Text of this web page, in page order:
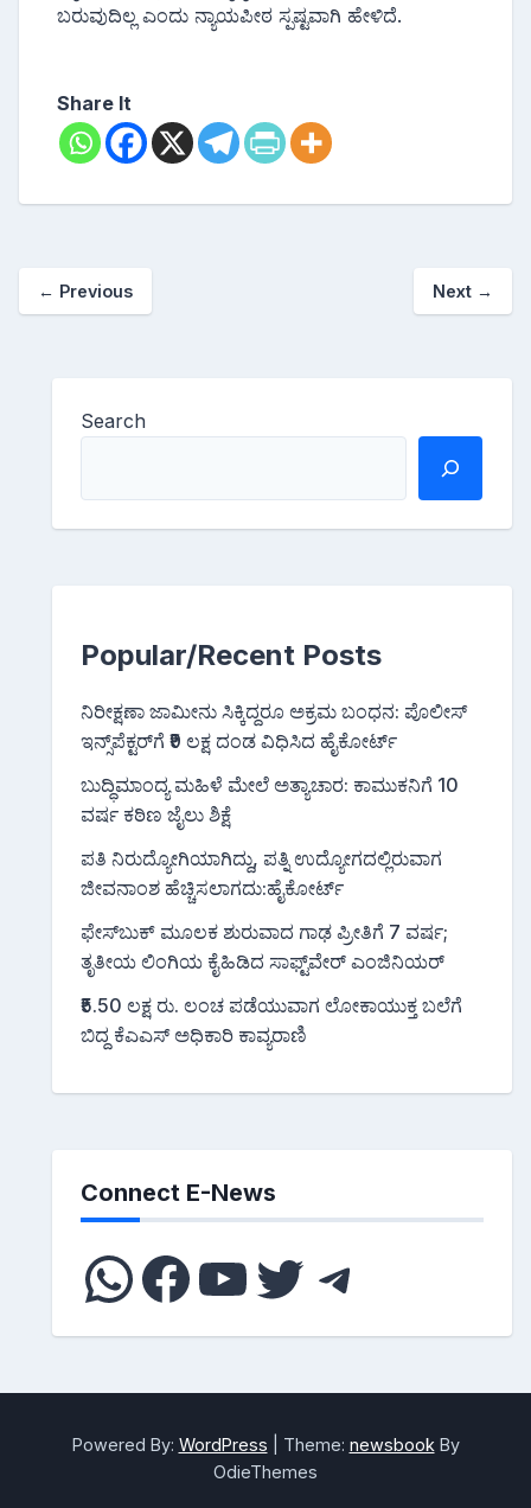
ಬರುವುದಿಲ್ಲ ಎಂದು ನ್ಯಾಯಪೀಠ ಸ್ಪಷ್ಟವಾಗಿ ಹೇಳಿದೆ.
Share It
← Previous Next →
Search
Popular/Recent Posts
ನಿರೀಕ್ಷಣಾ ಜಾಮೀನು ಸಿಕ್ಕಿದ್ದರೂ ಅಕ್ರಮ ಬಂಧನ: ಪೊಲೀಸ್
ಇನ್ಸ್‌ಪೆಕ್ಟರ್‌ಗೆ ₹9 ಲಕ್ಷ ದಂಡ ವಿಧಿಸಿದ ಹೈಕೋರ್ಟ್
ಬುದ್ಧಿಮಾಂದ್ಯ ಮಹಿಳೆ ಮೇಲೆ ಅತ್ಯಾಚಾರ: ಕಾಮುಕನಿಗೆ 10
ವರ್ಷ ಕಠಿಣ ಜೈಲು ಶಿಕ್ಷೆ
ಪತಿ ನಿರುದ್ಯೋಗಿಯಾಗಿದ್ದು, ಪತ್ನಿ ಉದ್ಯೋಗದಲ್ಲಿರುವಾಗ
ಜೀವನಾಂಶ ಹೆಚ್ಚಿಸಲಾಗದು:ಹೈಕೋರ್ಟ್
ಫೇಸ್‌ಬುಕ್‌ ಮೂಲಕ ಶುರುವಾದ ಗಾಢ ಪ್ರೀತಿಗೆ 7 ವರ್ಷ;
ತೃತೀಯ ಲಿಂಗಿಯ ಕೈಹಿಡಿದ ಸಾಫ್ಟ್‌ವೇರ್ ಎಂಜಿನಿಯರ್
₹5.50 ಲಕ್ಷ ರು. ಲಂಚ ಪಡೆಯುವಾಗ ಲೋಕಾಯುಕ್ತ ಬಲೆಗೆ
ಬಿದ್ದ ಕೆಎಎಸ್ ಅಧಿಕಾರಿ ಕಾವ್ಯರಾಣಿ
Connect E-News
WhatsApp
Facebook
YouTube
Twitter
Powered By: WordPress Theme: newsbook By
OdieThemes